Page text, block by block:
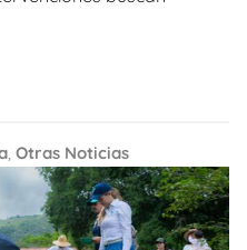
, Otras Noticias